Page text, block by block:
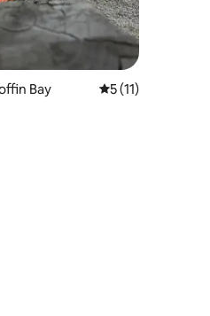
uit 5, 47 recensies
Bay Gemiddelde
5 (11)